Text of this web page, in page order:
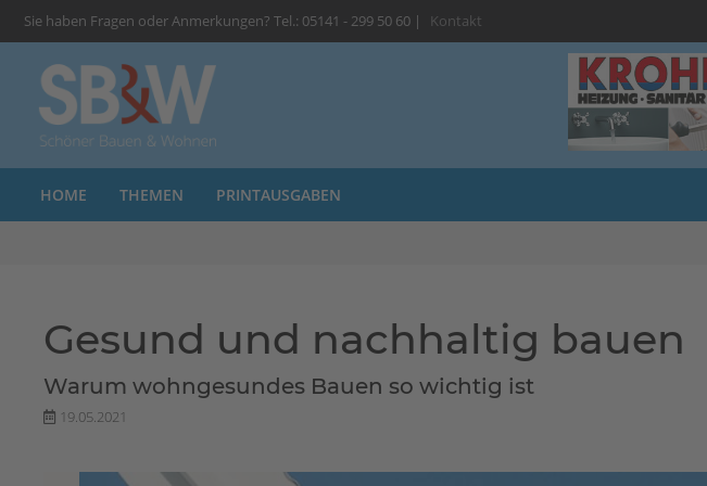
Sie haben Fragen oder Anmerkungen? Tel.: 05141 - 299 50 60 | Kontakt
HOME THEMEN PRINTAUSGABEN
Gesund und nachhaltig bauen
Warum wohngesundes Bauen so wichtig ist
19.05.2021